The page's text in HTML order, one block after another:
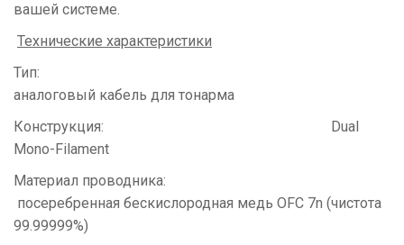
вашей системе.
Технические характеристики
Тип:
аналоговый кабель для тонарма
Конструкция: Dual
Mono-Filament
Материал проводника:
посеребренная бескислородная медь ОFС 7n (чистота
99.99999%)